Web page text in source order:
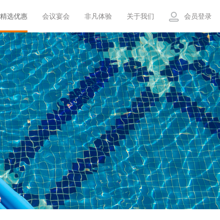
精选优惠 会议宴会 非凡体验 关于我们 会员登录